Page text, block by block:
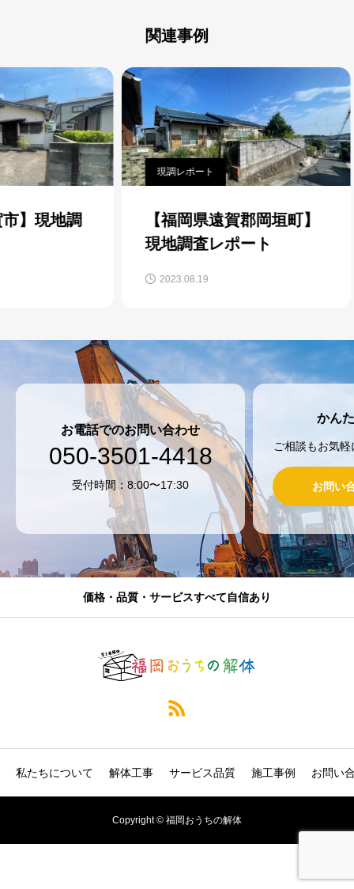
関連事例
調
現調レポート
【福岡県遠賀郡岡垣町】
現地調査レポート
2023.08.19
現
お電話でのお問い合わせ
050-3501-4418
受付時間：8:00〜17:30
かん
ご相談もお気
お問い
価格・品質・サービスすべて自信あり
私たちについて 解体工事 サービス品質 施工事例 お問い
Copyright © 福岡おうちの解体
Web見積り